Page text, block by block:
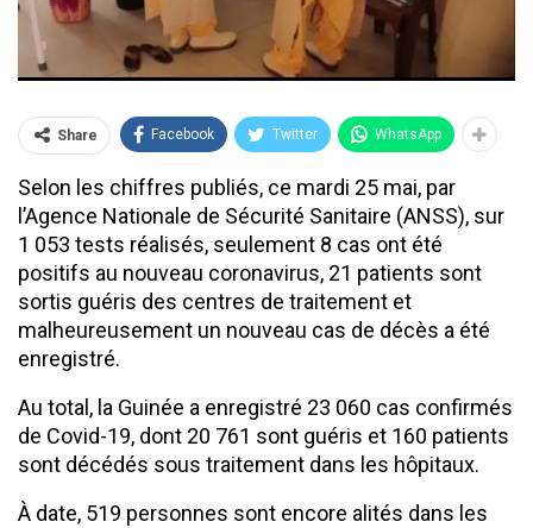
Share Facebook Twitter WhatsApp
Selon les chiffres publiés, ce mardi 25 mai, par
l’Agence Nationale de Sécurité Sanitaire (ANSS), sur
1 053 tests réalisés, seulement 8 cas ont été
positifs au nouveau coronavirus, 21 patients sont
sortis guéris des centres de traitement et
malheureusement un nouveau cas de décès a été
enregistré.
Au total, la Guinée a enregistré 23 060 cas confirmés
de Covid-19, dont 20 761 sont guéris et 160 patients
sont décédés sous traitement dans les hôpitaux.
À date, 519 personnes sont encore alités dans les